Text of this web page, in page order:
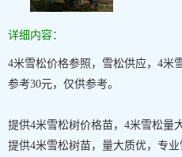
详细内容：
4米雪松价格参照，雪松供应，4米
参考30元，仅供参考。
提供4米雪松树价格苗，4米雪松量
提供4米雪松树苗，量大质优，专